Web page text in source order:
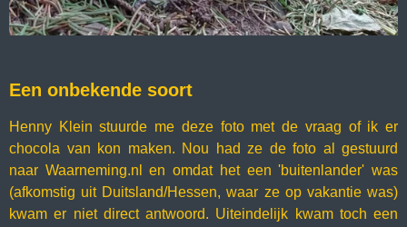
Een onbekende soort
Henny Klein stuurde me deze foto met de vraag of ik er
chocola van kon maken. Nou had ze de foto al gestuurd
naar Waarneming.nl en omdat het een 'buitenlander' was
(afkomstig uit Duitsland/Hessen, waar ze op vakantie was)
kwam er niet direct antwoord. Uiteindelijk kwam toch een